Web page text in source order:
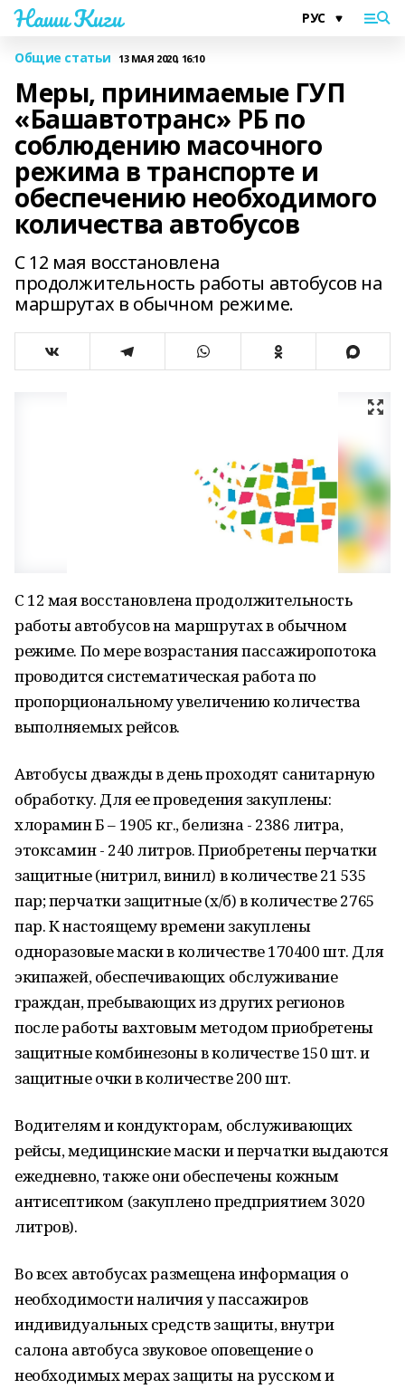
Наши Киги
Общие статьи 13 МАЯ 2020, 16:10
Меры, принимаемые ГУП
«Башавтотранс» РБ по
соблюдению масочного
режима в транспорте и
обеспечению необходимого
количества автобусов
С 12 мая восстановлена
продолжительность работы автобусов на
маршрутах в обычном режиме.
С 12 мая восстановлена продолжительность
работы автобусов на маршрутах в обычном
режиме. По мере возрастания пассажиропотока
проводится систематическая работа по
пропорциональному увеличению количества
выполняемых рейсов.
Автобусы дважды в день проходят санитарную
обработку. Для ее проведения закуплены:
хлорамин Б – 1905 кг., белизна - 2386 литра,
этоксамин - 240 литров. Приобретены перчатки
защитные (нитрил, винил) в количестве 21 535
пар; перчатки защитные (х/б) в количестве 2765
пар. К настоящему времени закуплены
одноразовые маски в количестве 170400 шт. Для
экипажей, обеспечивающих обслуживание
граждан, пребывающих из других регионов
после работы вахтовым методом приобретены
защитные комбинезоны в количестве 150 шт. и
защитные очки в количестве 200 шт.
Водителям и кондукторам, обслуживающих
рейсы, медицинские маски и перчатки выдаются
ежедневно, также они обеспечены кожным
антисептиком (закуплено предприятием 3020
литров).
Во всех автобусах размещена информация о
необходимости наличия у пассажиров
индивидуальных средств защиты, внутри
салона автобуса звуковое оповещение о
необходимых мерах защиты на русском и